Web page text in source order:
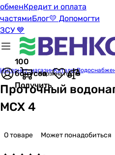
обменКредит и оплата
частямиБлог💛 Допомогти
ЗСУ 💙
100
бонусов
Получить
Корзина пуста
Интернет-магазинКаталог
Проточный
MCX 4
О товаре Может понадобиться